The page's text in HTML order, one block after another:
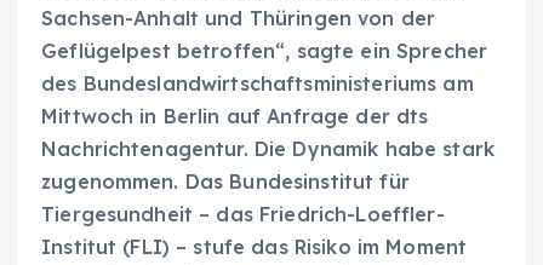
Sachsen-Anhalt und Thüringen von der
Geflügelpest betroffen“, sagte ein Sprecher
des Bundeslandwirtschaftsministeriums am
Mittwoch in Berlin auf Anfrage der dts
Nachrichtenagentur. Die Dynamik habe stark
zugenommen. Das Bundesinstitut für
Tiergesundheit – das Friedrich-Loeffler-
Institut (FLI) – stufe das Risiko im Moment